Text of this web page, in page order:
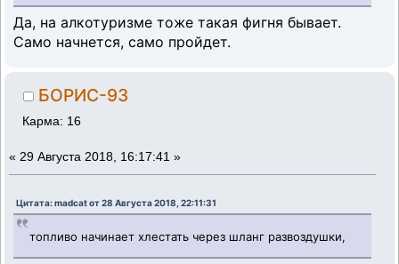
Да, на алкотуризме тоже такая фигня бывает.
Само начнется, само пройдет.
БОРИС-93
Карма: 16
« 29 Августа 2018, 16:17:41 »
Цитата: madcat от 28 Августа 2018, 22:11:31
топливо начинает хлестать через шланг развоздушки,